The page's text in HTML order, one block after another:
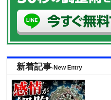
新着記事-New Entry